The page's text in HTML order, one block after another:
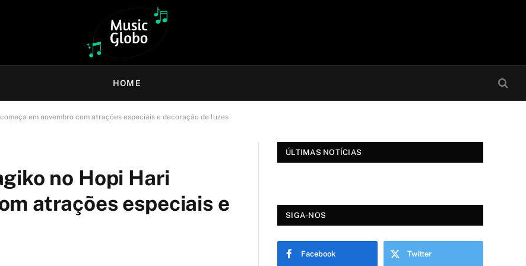
HOME
em novembro com atrações especiais e decoração de luzes
no Hopi Hari
atrações especiais e
ÚLTIMAS NOTÍCIAS
SIGA-NOS
Facebook Twitter